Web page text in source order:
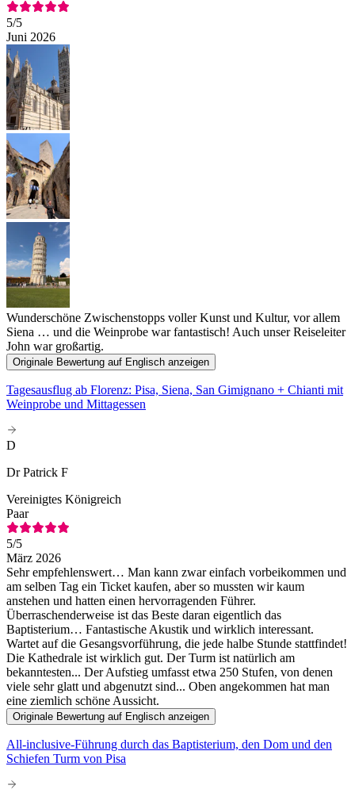
5/5
Juni 2026
Wunderschöne Zwischenstopps voller Kunst und Kultur, vor allem
Siena … und die Weinprobe war fantastisch! Auch unser Reiseleiter
John war großartig.
Originale Bewertung auf Englisch anzeigen
Tagesausflug ab Florenz: Pisa, Siena, San Gimignano + Chianti mit
Weinprobe und Mittagessen
D
Dr Patrick F
Vereinigtes Königreich
Paar
5/5
März 2026
Sehr empfehlenswert… Man kann zwar einfach vorbeikommen und
am selben Tag ein Ticket kaufen, aber so mussten wir kaum
anstehen und hatten einen hervorragenden Führer.
Überraschenderweise ist das Beste daran eigentlich das
Baptisterium… Fantastische Akustik und wirklich interessant.
Wartet auf die Gesangsvorführung, die jede halbe Stunde stattfindet!
Die Kathedrale ist wirklich gut. Der Turm ist natürlich am
bekanntesten... Der Aufstieg umfasst etwa 250 Stufen, von denen
viele sehr glatt und abgenutzt sind... Oben angekommen hat man
eine ziemlich schöne Aussicht.
Originale Bewertung auf Englisch anzeigen
All-inclusive-Führung durch das Baptisterium, den Dom und den
Schiefen Turm von Pisa